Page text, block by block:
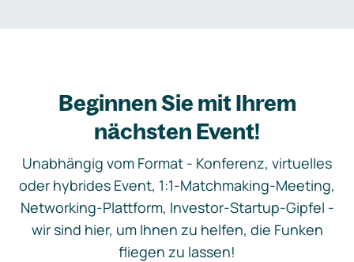
Beginnen Sie mit Ihrem
nächsten Event!
Unabhängig vom Format - Konferenz, virtuelles
oder hybrides Event, 1:1-Matchmaking-Meeting,
Networking-Plattform, Investor-Startup-Gipfel -
wir sind hier, um Ihnen zu helfen, die Funken
fliegen zu lassen!